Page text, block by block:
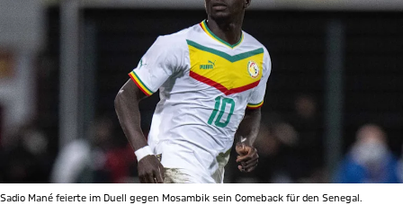
Sadio Mané feierte im Duell gegen Mosambik sein Comeback für den Senegal.